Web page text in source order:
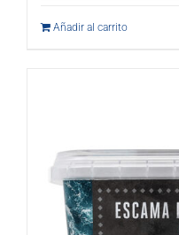
Añadir al carrito